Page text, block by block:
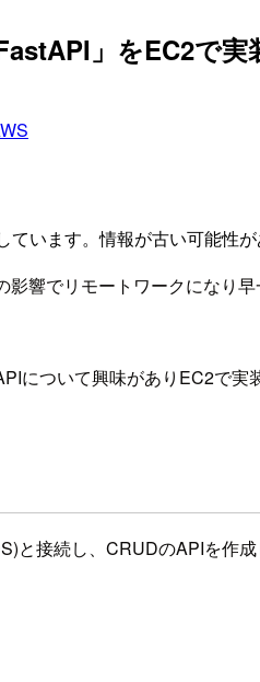
」をEC2で実
います。情報が古い可能性が
響でリモートワークになり
について興味がありEC2で実
と接続し、CRUDのAPIを作